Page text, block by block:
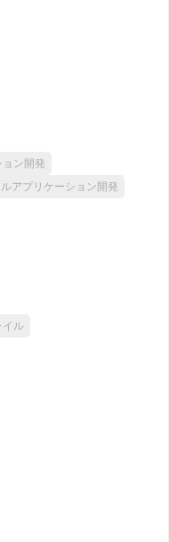
ン開発
アプリケーション開発
イル